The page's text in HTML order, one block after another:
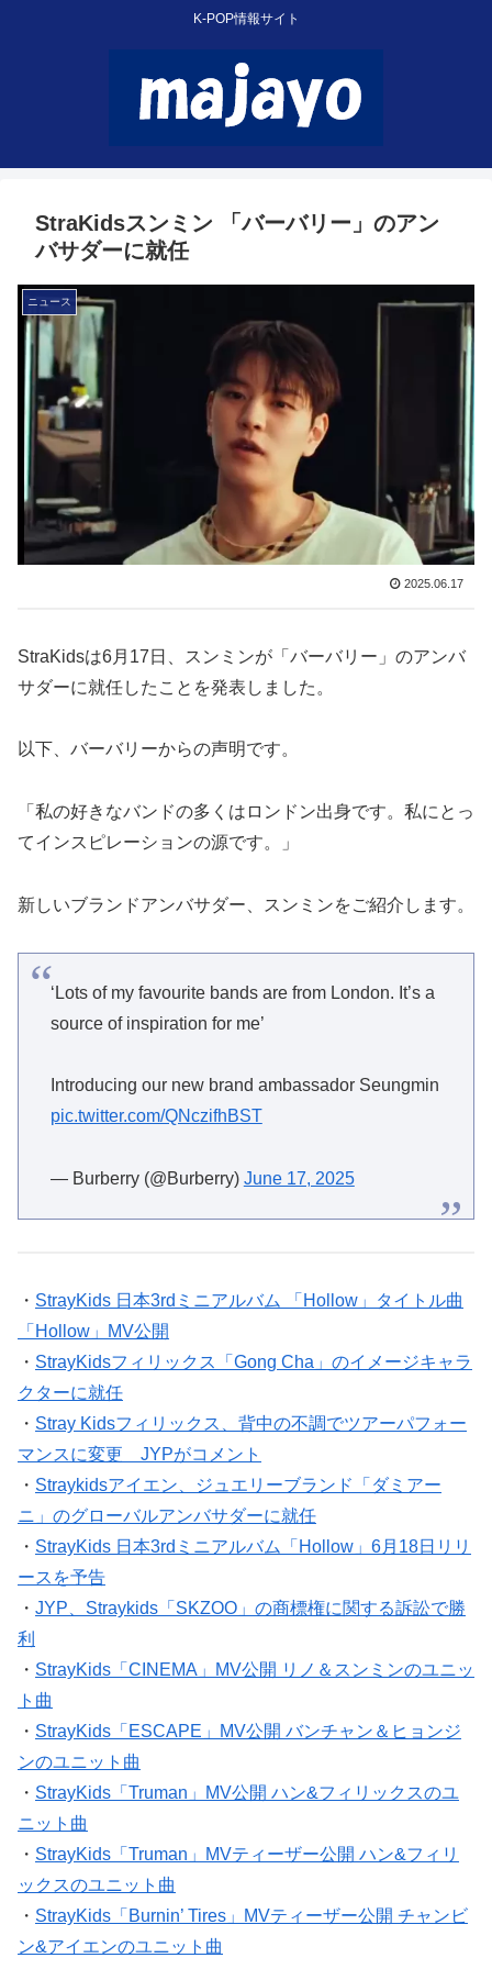
K-POP情報サイト
StraKidsスンミン 「バーバリー」のアン
バサダーに就任
ニュース
2025.06.17
StraKidsは6月17日、スンミンが「バーバリー」のアンバ
サダーに就任したことを発表しました。
以下、バーバリーからの声明です。
「私の好きなバンドの多くはロンドン出身です。私にとっ
てインスピレーションの源です。」
新しいブランドアンバサダー、スンミンをご紹介します。
‘Lots of my favourite bands are from London. It’s a
source of inspiration for me’
Introducing our new brand ambassador Seungmin
pic.twitter.com/QNczifhBST
— Burberry (@Burberry) June 17, 2025
・ StrayKids 日本3rdミニアルバム 「Hollow」タイトル曲
「Hollow」MV公開
・ StrayKidsフィリックス「Gong Cha」のイメージキャラ
クターに就任
・ Stray Kidsフィリックス、背中の不調でツアーパフォー
マンスに変更 JYPがコメント
・ Straykidsアイエン、ジュエリーブランド「ダミアー
ニ」のグローバルアンバサダーに就任
・ StrayKids 日本3rdミニアルバム「Hollow」6月18日リリ
ースを予告
・ JYP、Straykids「SKZOO」の商標権に関する訴訟で勝
利
・ StrayKids「CINEMA」MV公開 リノ＆スンミンのユニッ
ト曲
・ StrayKids「ESCAPE」MV公開 バンチャン＆ヒョンジ
ンのユニット曲
・ StrayKids「Truman」MV公開 ハン&フィリックスのユ
ニット曲
・ StrayKids「Truman」MVティーザー公開 ハン&フィリ
ックスのユニット曲
・ StrayKids「Burnin’ Tires」MVティーザー公開 チャンビ
ン&アイエンのユニット曲